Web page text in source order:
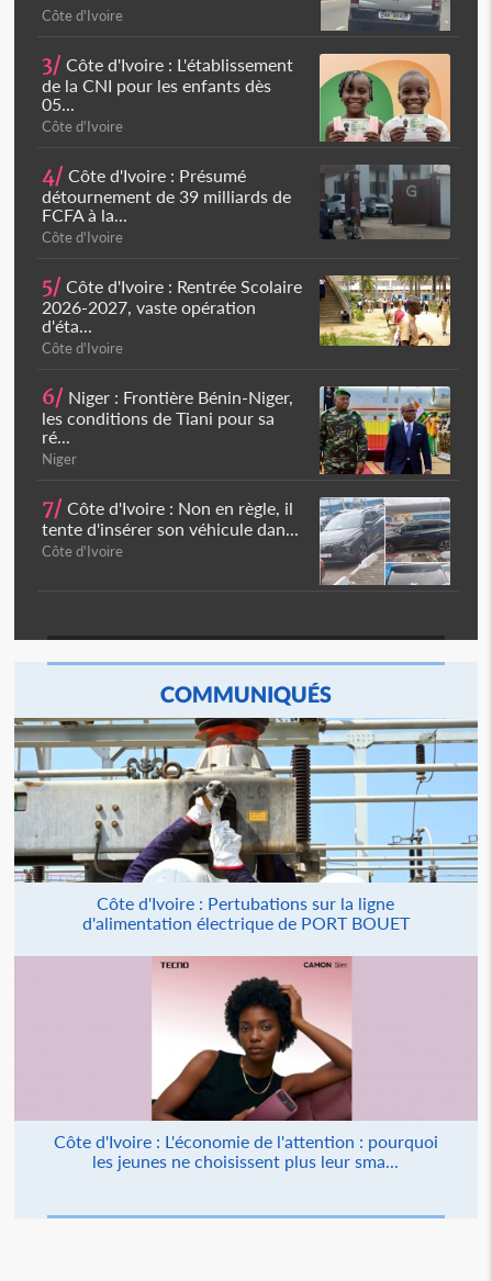
Côte d'Ivoire
3/ Côte d'Ivoire : L'établissement
de la CNI pour les enfants dès
05...
Côte d'Ivoire
4/ Côte d'Ivoire : Présumé
détournement de 39 milliards de
FCFA à la...
Côte d'Ivoire
5/ Côte d'Ivoire : Rentrée Scolaire
2026-2027, vaste opération
d'éta...
Côte d'Ivoire
6/ Niger : Frontière Bénin-Niger,
les conditions de Tiani pour sa
ré...
Niger
7/ Côte d'Ivoire : Non en règle, il
tente d'insérer son véhicule dan...
Côte d'Ivoire
COMMUNIQUÉS
Côte d'Ivoire : Pertubations sur la ligne
d'alimentation électrique de PORT BOUET
Côte d'Ivoire : L'économie de l'attention : pourquoi
les jeunes ne choisissent plus leur sma...